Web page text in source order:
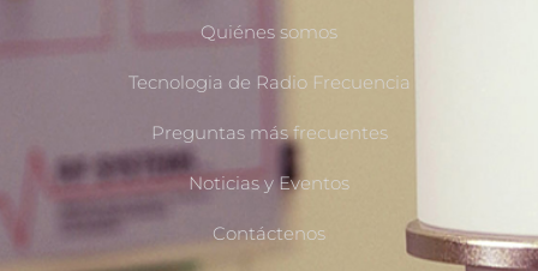
Quiénes somos
Tecnologia de Radio Frecuencia
Preguntas más frecuentes
Noticias y Eventos
Contáctenos